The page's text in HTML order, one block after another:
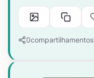
0compartilhamentos